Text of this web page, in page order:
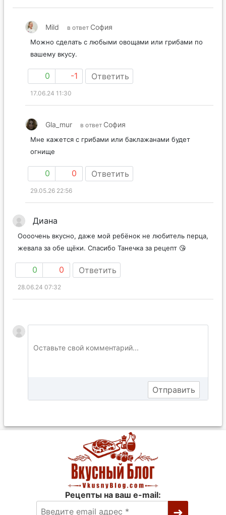
Mild в ответ София
Можно сделать с любыми овощами или грибами по
вашему вкусу.
0 -1 Ответить
17.06.24 11:30
Gla_mur в ответ София
Мне кажется с грибами или баклажанами будет
огнище
0 0 Ответить
29.05.26 22:56
Диана
Оооочень вкусно, даже мой ребёнок не любитель перца,
жевала за обе щёки. Спасибо Танечка за рецепт 😘
0 0 Ответить
28.06.24 07:32
Рецепты на ваш e-mail: